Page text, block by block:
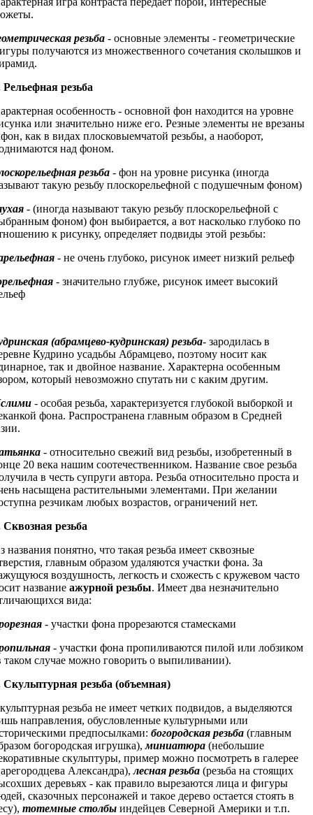
резьба - основные элементы - геометрические
получаются из множественного сочетания сколышков и
Рельефная резьба
особенность - основной фон находится на уровне
или значительно ниже его. Резные элементы не врезаны
как в видах плосковыемчатой резьбы, а наоборот,
над фоном.
резьба - фон на уровне рисунка (иногда
такую резьбу плоскорельефной с подушечным фоном)
- (иногда называют такую резьбу плоскорельефной с
фоном) фон выбирается, а вот насколько глубоко по
к рисунку, определяет подвиды этой резьбы:
- не очень глубоко, рисунок имеет низкий рельеф
- значительно глубже, рисунок имеет высокий
(абрамцево-кудринская) резьба- зародилась в
Кудрино усадьбы Абрамцево, поэтому носит как
так и двойное название. Характерна особенным
который невозможно спутать ни с каким другим.
- особая резьба, характеризуется глубокой выборкой и
фона. Распространена главным образом в Средней
- относительно свежий вид резьбы, изобретенный в
20 века нашим соотечественником. Название свое резьба
в честь супруги автора. Резьба относительно проста и
насыщена растительными элементами. При желании
резчикам любых возрастов, ограничений нет.
Сквозная резьба
названия понятно, что такая резьба имеет сквозные
главным образом удаляются участки фона. За
воздушность, легкость и схожесть с кружевом часто
названиеажурной резьбы. Имеет два незначительно
вида:
- участки фона прорезаются стамесками
- участки фона пропиливаются пилой или лобзиком
таком случае можно говорить о выпиливании).
Скульптурная резьба (объемная)
резьба не имеет четких подвидов, а выделяются
направления, обусловленные культурными или
предпосылками:богородская резьба (главным
богородская игрушка),миниатюра (небольшие
скульптуры, пример можно посмотреть в галерее
Александра),лесная резьба (резьба на стоящих
деревьях - как правило вырезаются лица и фигуры
сказочных персонажей и такое дерево остается стоять в
тотемные столбы индейцев Северной Америки и т.п.